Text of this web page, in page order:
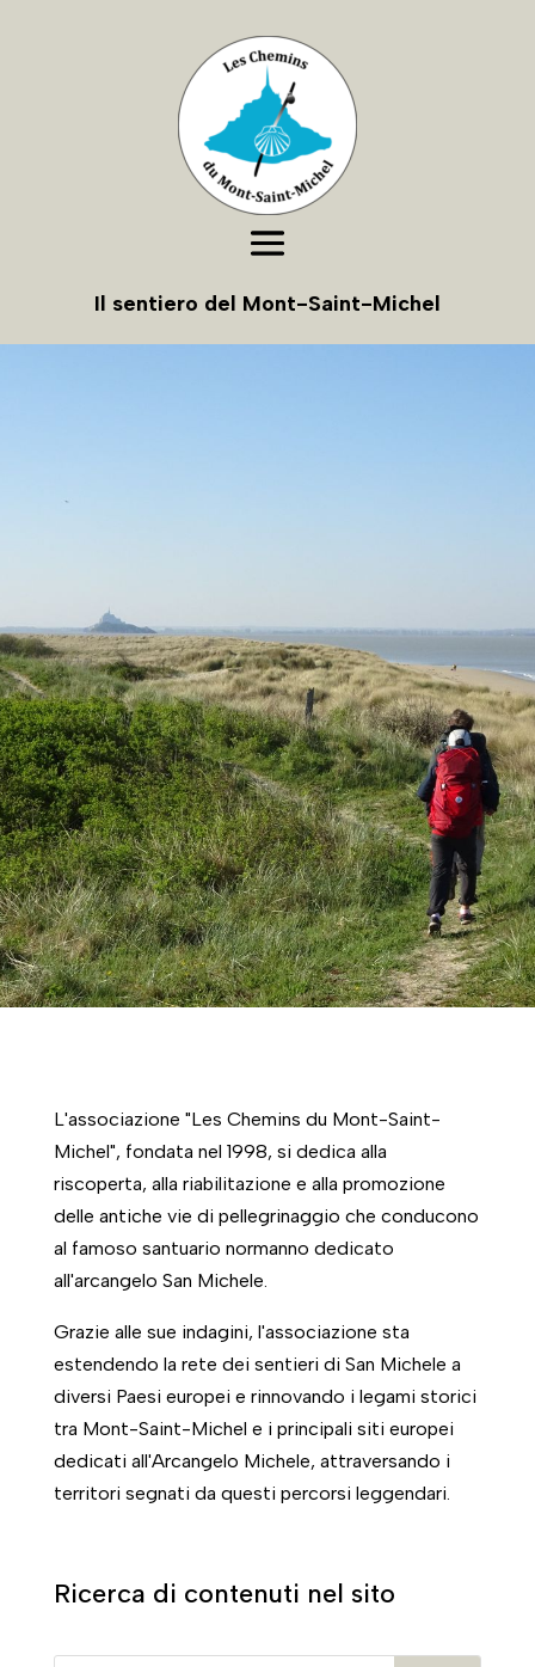
Il sentiero del Mont-Saint-Michel
L'associazione "Les Chemins du Mont-Saint-
Michel", fondata nel 1998, si dedica alla
riscoperta, alla riabilitazione e alla promozione
delle antiche vie di pellegrinaggio che conducono
al famoso santuario normanno dedicato
all'arcangelo San Michele.
Grazie alle sue indagini, l'associazione sta
estendendo la rete dei sentieri di San Michele a
diversi Paesi europei e rinnovando i legami storici
tra Mont-Saint-Michel e i principali siti europei
dedicati all'Arcangelo Michele, attraversando i
territori segnati da questi percorsi leggendari.
Ricerca di contenuti nel sito